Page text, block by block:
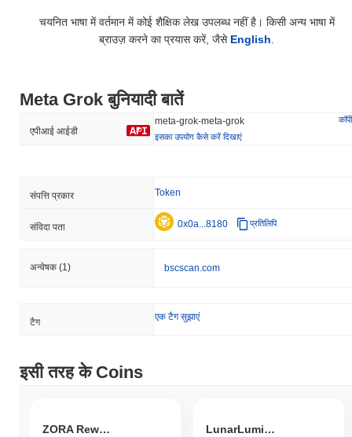
चयनित भाषा में वर्तमान में कोई शैक्षिक लेख उपलब्ध नहीं है। किसी अन्य भाषा में
ब्राउज़ करने का प्रयास करें, जैसे English
Meta Grok बुनियादी बातें
एपीआई आईडी
meta-grok-meta-grok
कॉपी
इसका उपयोग कैसे करें दिखाएं
संपत्ति प्रकार Token
संविदा पता 0x0a...8180 प्रतिलिपि
अन्वेषक (1) bscscan.com
टैग एक टैग सुझाएं
इसी तरह के Coins
ZORA Reward LunarLuminary